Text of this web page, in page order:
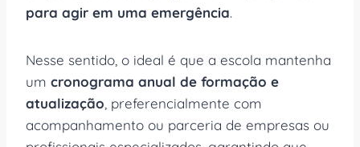
para agir em uma emergência.
Nesse sentido, o ideal é que a escola mantenha
um cronograma anual de formação e
atualização , preferencialmente com
acompanhamento ou parceria de empresas ou